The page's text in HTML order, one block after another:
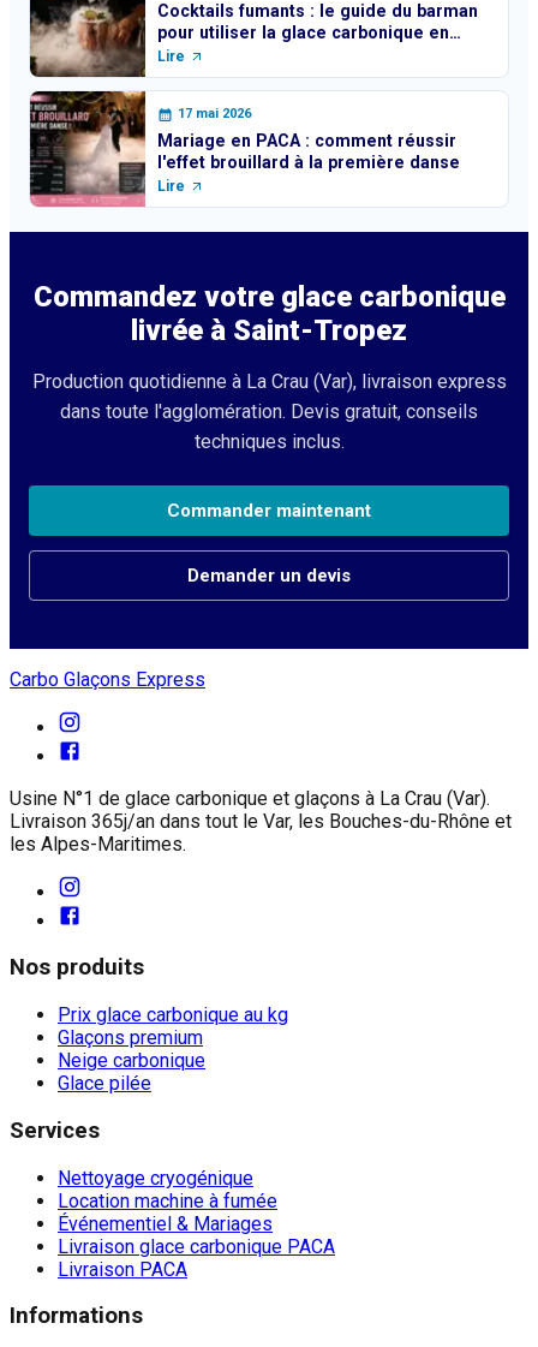
Cocktails fumants : le guide du barman
pour utiliser la glace carbonique en
toute sécurité
Lire
17 mai 2026
Mariage en PACA : comment réussir
l'effet brouillard à la première danse
Lire
Commandez votre glace carbonique
livrée à Saint-Tropez
Production quotidienne à La Crau (Var), livraison express
dans toute l'agglomération. Devis gratuit, conseils
techniques inclus.
Commander maintenant
Demander un devis
Carbo Glaçons Express
Usine N°1 de glace carbonique et glaçons à La Crau (Var).
Livraison 365j/an dans tout le Var, les Bouches-du-Rhône et
les Alpes-Maritimes.
Nos produits
Prix glace carbonique au kg
Glaçons premium
Neige carbonique
Glace pilée
Services
Nettoyage cryogénique
Location machine à fumée
Événementiel & Mariages
Livraison glace carbonique PACA
Livraison PACA
Informations